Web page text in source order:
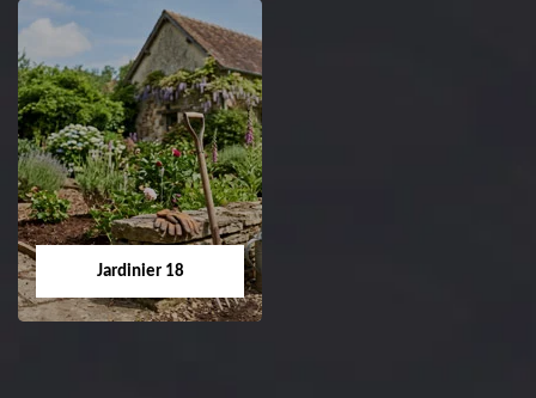
Dessouchage arbre
et haie 18
Entreprise dessouchage
arbre et haie 18 Cher
Jardinier 18